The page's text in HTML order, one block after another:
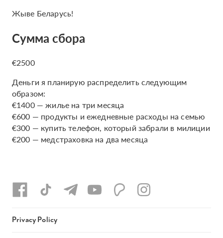
Жыве Беларусь!
Сумма сбора
€2500
Деньги я планирую распределить следующим
образом:
€1400 — жилье на три месяца
€600 — продукты и ежедневные расходы на семью
€300 — купить телефон, который забрали в милиции
€200 — медстраховка на два месяца
Privacy Policy